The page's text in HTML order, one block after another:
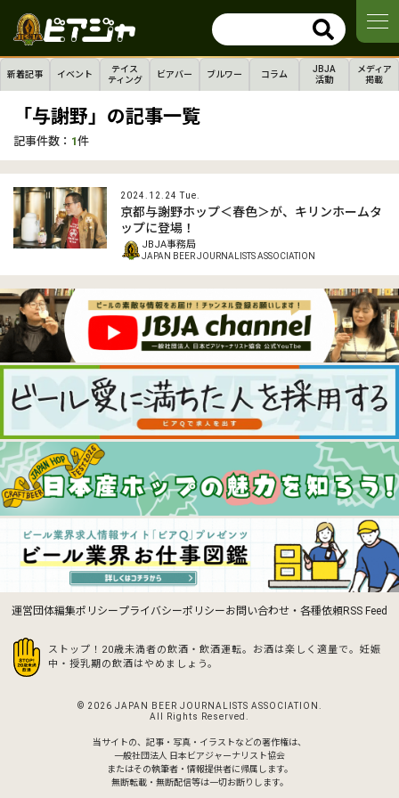
新着記事 イベント
テイス
ティング
ビアバー ブルワー コラム
JBJA
活動
メディア
掲載
「与謝野」の記事一覧
記事件数： 1件
2024.12.24 Tue.
京都与謝野ホップ＜春色＞が、キリンホームタ
ップに登場！
JBJA事務局
JAPAN BEER JOURNALISTS ASSOCIATION
運営団体編集ポリシープライバシーポリシーお問い合わせ・各種依頼RSS Feed
ストップ！20歳未満者の飲酒・飲酒運転。お酒は楽しく適量で。 妊娠
中・授乳期の飲酒はやめましょう。
© 2026 JAPAN BEER JOURNALISTS ASSOCIATION.
All Rights Reserved.
当サイトの、記事・写真・イラストなどの著作権は、
一般社団法人 日本ビアジャーナリスト協会
またはその執筆者・情報提供者に帰属します。
無断転載・無断配信等は一切お断りします。